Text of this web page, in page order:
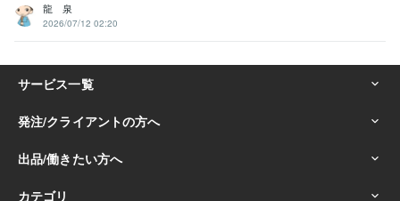
龍 泉
2026/07/12 02:20